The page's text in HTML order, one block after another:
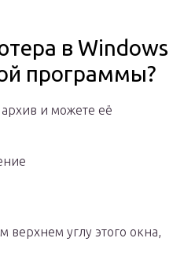
в Windows
программы?
архив и можете её
углу этого окна,